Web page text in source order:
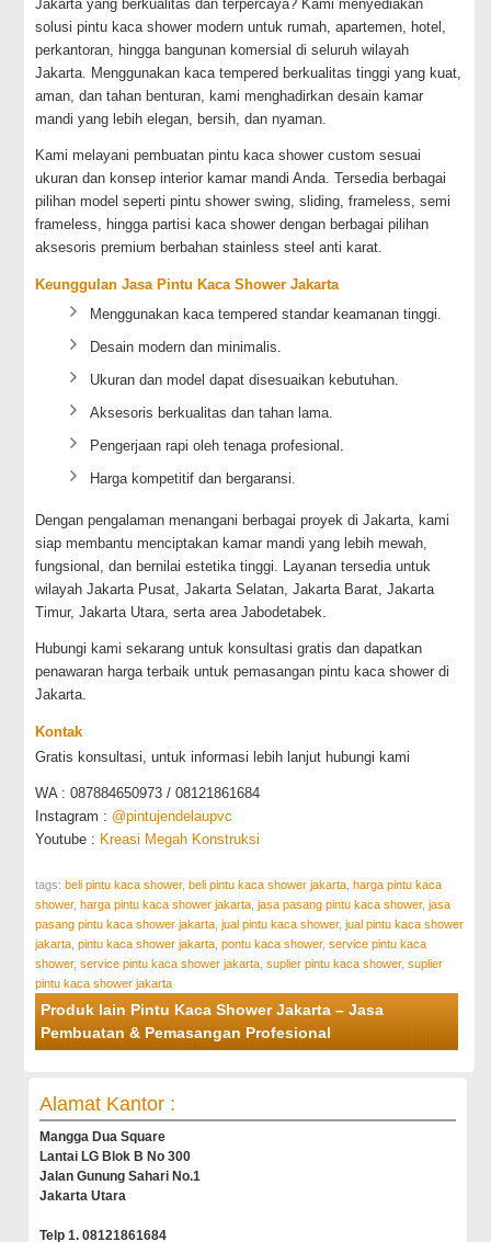
Jakarta yang berkualitas dan terpercaya? Kami menyediakan
solusi pintu kaca shower modern untuk rumah, apartemen, hotel,
perkantoran, hingga bangunan komersial di seluruh wilayah
Jakarta. Menggunakan kaca tempered berkualitas tinggi yang kuat,
aman, dan tahan benturan, kami menghadirkan desain kamar
mandi yang lebih elegan, bersih, dan nyaman.
Kami melayani pembuatan pintu kaca shower custom sesuai
ukuran dan konsep interior kamar mandi Anda. Tersedia berbagai
pilihan model seperti pintu shower swing, sliding, frameless, semi
frameless, hingga partisi kaca shower dengan berbagai pilihan
aksesoris premium berbahan stainless steel anti karat.
Keunggulan Jasa Pintu Kaca Shower Jakarta
Menggunakan kaca tempered standar keamanan tinggi.
Desain modern dan minimalis.
Ukuran dan model dapat disesuaikan kebutuhan.
Aksesoris berkualitas dan tahan lama.
Pengerjaan rapi oleh tenaga profesional.
Harga kompetitif dan bergaransi.
Dengan pengalaman menangani berbagai proyek di Jakarta, kami
siap membantu menciptakan kamar mandi yang lebih mewah,
fungsional, dan bernilai estetika tinggi. Layanan tersedia untuk
wilayah Jakarta Pusat, Jakarta Selatan, Jakarta Barat, Jakarta
Timur, Jakarta Utara, serta area Jabodetabek.
Hubungi kami sekarang untuk konsultasi gratis dan dapatkan
penawaran harga terbaik untuk pemasangan pintu kaca shower di
Jakarta.
Kontak
Gratis konsultasi, untuk informasi lebih lanjut hubungi kami
WA : 087884650973 / 08121861684
Instagram : @pintujendelaupvc
Youtube : Kreasi Megah Konstruksi
tags: beli pintu kaca shower, beli pintu kaca shower jakarta, harga pintu kaca
shower, harga pintu kaca shower jakarta,jasa pasang pintu kaca shower,jasa
pasang pintu kaca shower jakarta,jual pintu kaca shower,jual pintu kaca shower
jakarta,pintu kaca shower jakarta,pontu kaca shower,service pintu kaca
shower,service pintu kaca shower jakarta,suplier pintu kaca shower,suplier
pintu kaca shower jakarta
Produk lain Pintu Kaca Shower Jakarta – Jasa
Pembuatan & Pemasangan Profesional
Alamat Kantor :
Mangga Dua Square
Lantai LG Blok B No 300
Jalan Gunung Sahari No.1
Jakarta Utara
Telp 1. 08121861684